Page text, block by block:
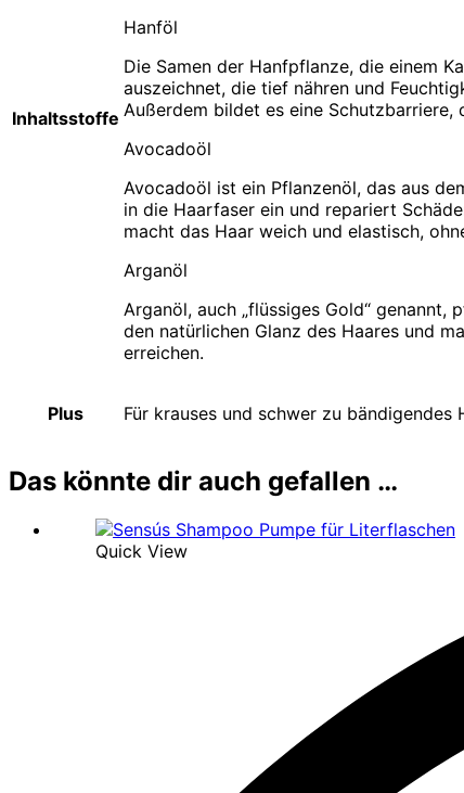
Inhaltsstoffe
Hanföl
Die Samen der Hanfpflanze, die einem
auszeichnet, die tief nähren und
Außerdem bildet es eine
Avocadoöl
Avocadoöl ist ein Pflanzenöl, das aus
in die Haarfaser ein und repariert
macht das Haar weich und elastisch,
Arganöl
Arganöl, auch „flüssiges Gold“
den natürlichen Glanz des Haares und
erreichen.
Plus Für krauses und schwer zu bändigendes
Das könnte dir auch gefallen …
Quick View